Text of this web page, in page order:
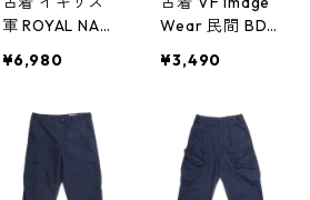
軍 ROYAL NAV
ーゴパンツ 表
gd407039n
w50828
¥6,980
Wear 民間 BDU
リップストップ
記：M SH gd4
06197n w5060
¥3,490